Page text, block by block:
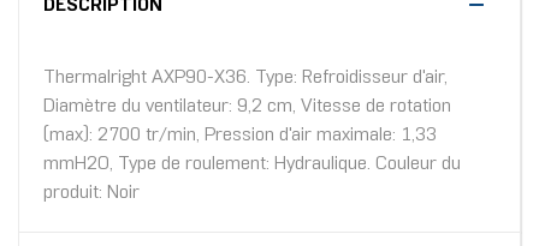
DESCRIPTION
Thermalright AXP90-X36. Type: Refroidisseur d'air,
Diamètre du ventilateur: 9,2 cm, Vitesse de rotation
(max): 2700 tr/min, Pression d'air maximale: 1,33
mmH2O, Type de roulement: Hydraulique. Couleur du
produit: Noir